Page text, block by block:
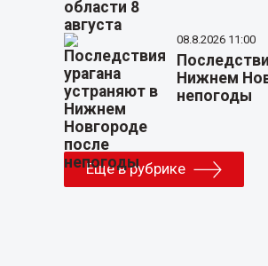
08.8.2026 11:00
Нижнем
непогоды
Еще в рубрике